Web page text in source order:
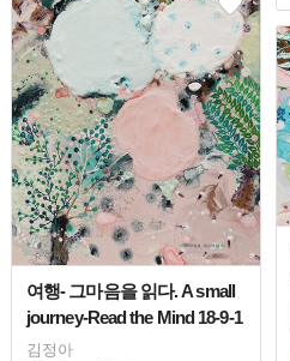
여행- 그마음을 읽다. A small
journey-Read the Mind 18-9-1
김정아